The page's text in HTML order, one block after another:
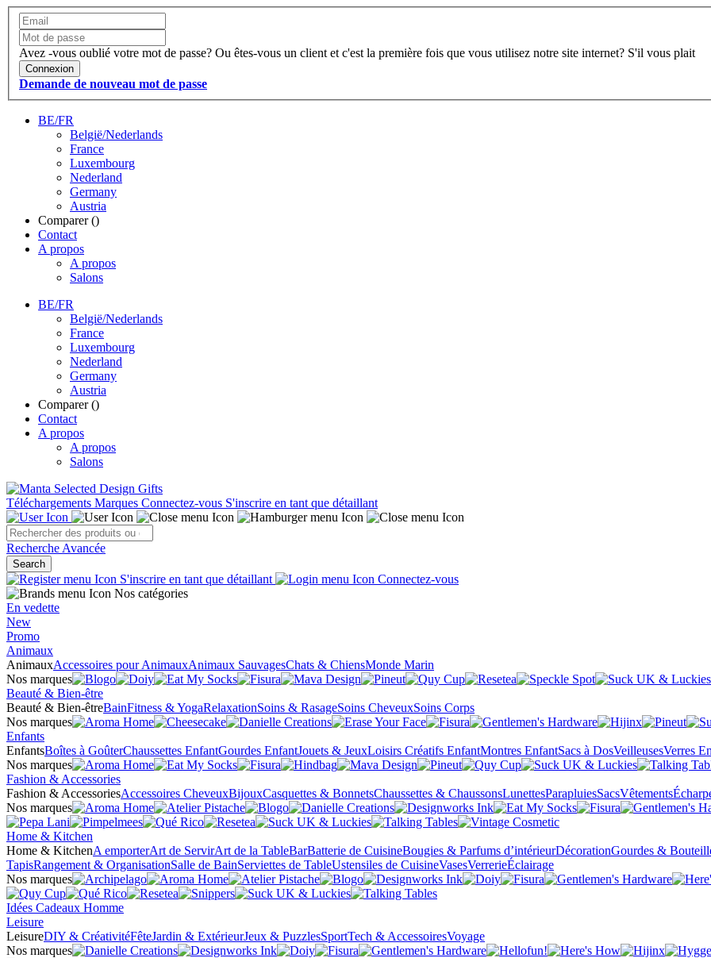
Avez -vous oublié votre mot de passe? Ou êtes-vous un client et c'est la première fois que vous utilisez notre site internet? S'il vous plait
Connexion
Demande de nouveau mot de passe
BE/FR
België/Nederlands
France
Luxembourg
Nederland
Germany
Austria
Comparer ()
Contact
A propos
A propos
Salons
BE/FR
België/Nederlands
France
Luxembourg
Nederland
Germany
Austria
Comparer ()
Contact
A propos
A propos
Salons
Téléchargements Marques Connectez-vous S'inscrire en tant que détaillant
Recherche Avancée
Search
S'inscrire en tant que détaillant
Connectez-vous
Nos catégories
En vedette
New
Promo
Animaux
AnimauxAccessoires pour AnimauxAnimaux SauvagesChats & ChiensMonde Marin
Nos marques
Beauté & Bien-être
Beauté & Bien-êtreBainFitness & YogaRelaxationSoins & RasageSoins CheveuxSoins Corps
Nos marques
Enfants
EnfantsBoîtes à GoûterChaussettes EnfantGourdes EnfantJouets & JeuxLoisirs Créatifs EnfantMontres EnfantSacs à DosVeilleusesVerres
Nos marques
Fashion & Accessories
Fashion & AccessoriesAccessoires CheveuxBijouxCasquettes & BonnetsChaussettes & ChaussonsLunettesParapluiesSacsVêtements
Nos marques
Home & Kitchen
Home & KitchenA emporterArt de ServirArt de la TableBarBatterie de CuisineBougies & Parfums d’intérieurDécorationGourdes &
TapisRangement & OrganisationSalle de BainServiettes de TableUstensiles de CuisineVasesVerrerieÉclairage
Nos marques
Idées Cadeaux Homme
Leisure
LeisureDIY & CréativitéFêteJardin & ExtérieurJeux & PuzzlesSportTech & AccessoiresVoyage
Nos marques